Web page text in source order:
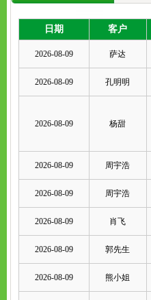
日期 客户
2026-08-09 萨达
2026-08-09 孔明明
2026-08-09 杨甜
2026-08-09 周宇浩
2026-08-09 周宇浩
2026-08-09 肖飞
2026-08-09 郭先生
2026-08-09 熊小姐